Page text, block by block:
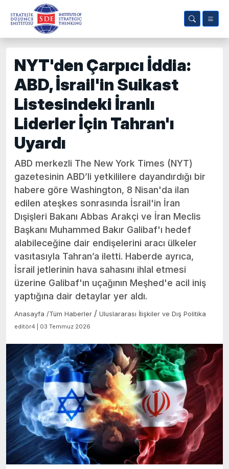
NYT'den Çarpıcı İddia:
ABD, İsrail'in Suikast
Listesindeki İranlı
Liderler İçin Tahran'ı
Uyardı
ABD merkezli The New York Times (NYT)
gazetesinin ABD’li yetkililere dayandırdığı bir
habere göre Washington, 8 Nisan'da ilan
edilen ateşkes sonrasında İsrail'in İran
Dışişleri Bakanı Abbas Arakçi ve İran Meclis
Başkanı Muhammed Bakır Galibaf'ı hedef
alabileceğine dair endişelerini aracı ülkeler
vasıtasıyla Tahran’a iletti. Haberde ayrıca,
İsrail jetlerinin hava sahasını ihlal etmesi
üzerine Galibaf'ın uçağının Meşhed'e acil iniş
yaptığına dair detaylar yer aldı.
Anasayfa /Tüm Haberler / Uluslararası İlişkiler ve Dış Politika
editör4 | 03 Temmuz 2026